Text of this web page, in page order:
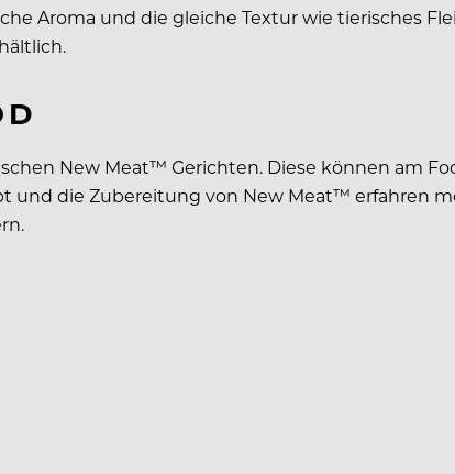
Aroma und die gleiche Textur wie tierisches
New Meat™ Gerichten. Diese können am
und die Zubereitung von New Meat™ erfahren